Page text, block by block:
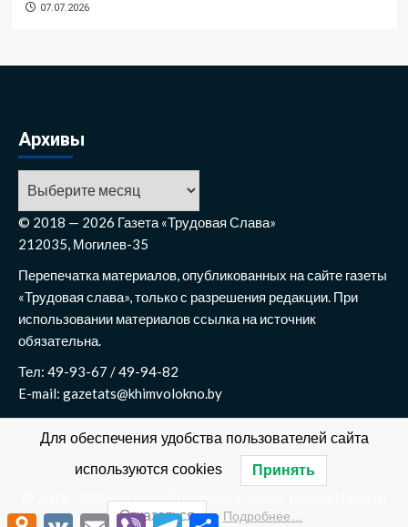
07.07.2026
Архивы
Архивы
© 2018 — 2026 Газета «Трудовая Слава»
212035, Могилев-35
Перепечатка материалов, опубликованных на сайте газеты
«Трудовая слава», только с разрешения редакции. При
использовании материалов ссылка на источник
обязательна.
Тел: 49-93-67 / 49-94-82
E-mail: gazetats@khimvolokno.by
© 2018 - 2026 Газета «Трудовая Слава»
AF themes.
Odnoklassniki
VK EmailViberTelegramОтправить
Для обеспечения удобства пользователей сайта
используются cookies Принять
Отказаться Подробнее…